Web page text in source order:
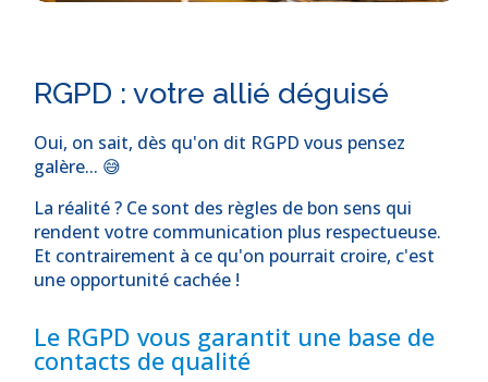
RGPD : votre allié déguisé
Oui, on sait, dès qu'on dit RGPD vous pensez
galère... 😅
La réalité ? Ce sont des règles de bon sens qui
rendent votre communication plus respectueuse.
Et contrairement à ce qu'on pourrait croire, c'est
une opportunité cachée !
Le RGPD vous garantit une base de
contacts de qualité